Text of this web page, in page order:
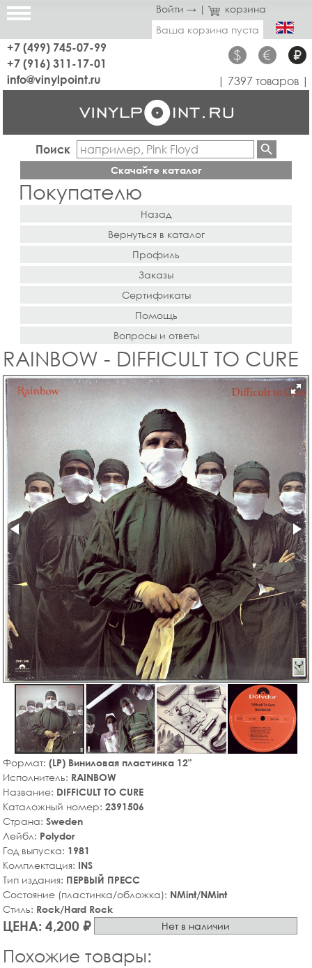
Войти → |
корзина
Ваша корзина пуста
+7 (499) 745-07-99
+7 (916) 311-17-01
$ € ₽
info@vinylpoint.ru | 7397 товаров |
Поиск
Скачайте каталог
Покупателю
Назад
Вернуться в каталог
Профиль
Заказы
Сертификаты
Помощь
Вопросы и ответы
RAINBOW - DIFFICULT TO CURE
Формат: (LP) Виниловая пластинка 12"
Исполнитель: RAINBOW
Название: DIFFICULT TO CURE
Каталожный номер: 2391506
Страна: Sweden
Лейбл: Polydor
Год выпуска: 1981
Комплектация: INS
Тип издания: ПЕРВЫЙ ПРЕСС
Состояние (пластинка/обложка): NMint/NMint
Стиль: Rock/Hard Rock
ЦЕНА: 4,200 ₽ Нет в наличии
Похожие товары: